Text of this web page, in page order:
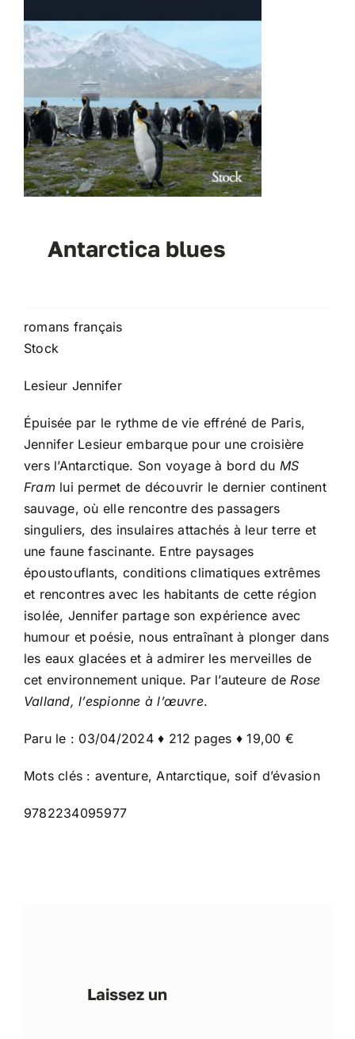
Antarctica blues
romans français
Stock
Lesieur Jennifer
Épuisée par le rythme de vie effréné de Paris,
Jennifer Lesieur embarque pour une croisière
vers l’Antarctique. Son voyage à bord du MS
Fram lui permet de découvrir le dernier continent
sauvage, où elle rencontre des passagers
singuliers, des insulaires attachés à leur terre et
une faune fascinante. Entre paysages
époustouflants, conditions climatiques extrêmes
et rencontres avec les habitants de cette région
isolée, Jennifer partage son expérience avec
humour et poésie, nous entraînant à plonger dans
les eaux glacées et à admirer les merveilles de
cet environnement unique. Par l’auteure de Rose
Valland, l’espionne à l’œuvre.
Paru le : 03/04/2024 ♦ 212 pages ♦ 19,00 €
Mots clés : aventure, Antarctique, soif d’évasion
9782234095977
Laissez un